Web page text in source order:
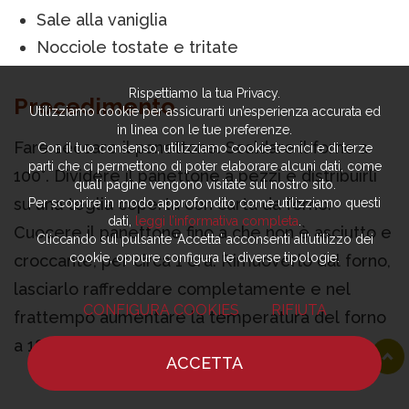
Sale alla vaniglia
Nocciole tostate e tritate
Procedimento
Fare seccare il panettone. Scaldare il forno a
100°. Dividere il panettone a pezzi e distribuirli
su una teglia coperta con carta da forno.
Cuocere il panettone fino a che non è asciutto e
croccante, per circa 1 ora. Rimuoverlo dal forno,
lasciarlo raffreddare completamente e nel
frattempo aumentare la temperatura del forno
a 180°. Mettere il
panettone essiccato in un frullatore e tritare
Rispettiamo la tua Privacy.
Utilizziamo cookie per assicurarti un’esperienza accurata ed
in linea con le tue preferenze.
Con il tuo consenso, utilizziamo cookie tecnici e di terze
parti che ci permettono di poter elaborare alcuni dati, come
quali pagine vengono visitate sul nostro sito.
Per scoprire in modo approfondito come utilizziamo questi
dati,
leggi l’informativa completa
Cliccando sul pulsante ‘Accetta’ acconsenti all’utilizzo dei
cookie, oppure configura le diverse tipologie.
CONFIGURA COOKIES RIFIUTA
ACCETTA